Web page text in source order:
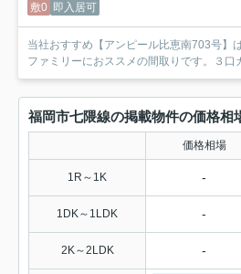
敷0 即入居可
当社おすすめ【アンピール比恵南703号】
ファミリーにおススメの間取りです。３口
福岡市七隈線の掲載物件の価格相
価格相場
1R～1K -
1DK～1LDK -
2K～2LDK -